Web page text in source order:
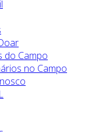
do Campo
no Campo